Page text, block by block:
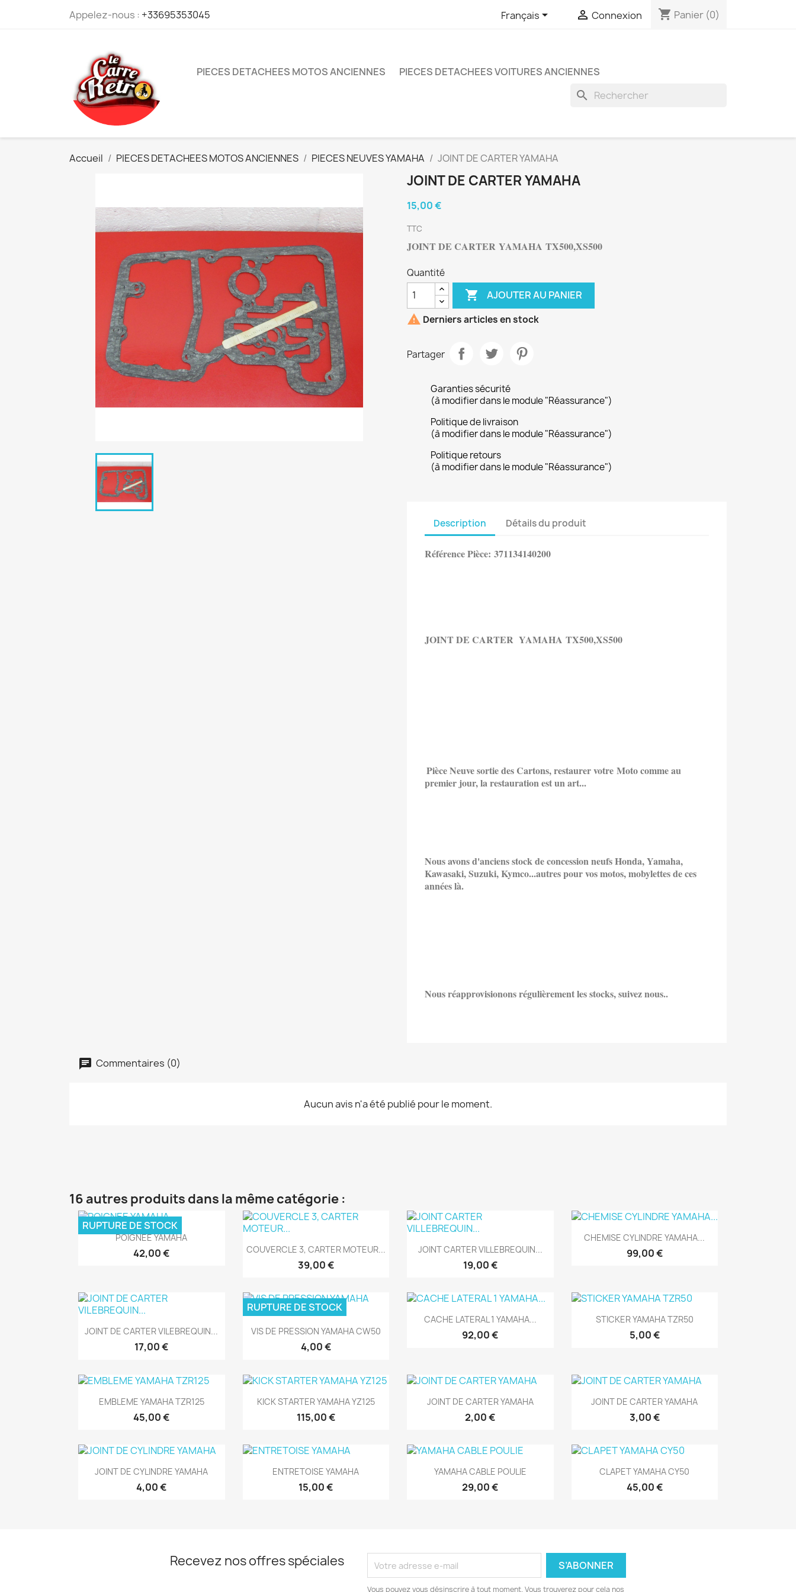
Appelez-nous : +33695353045 Français  Connexion shopping_cart Panier (0)
PIECES DETACHEES MOTOS ANCIENNES PIECES DETACHEES VOITURES ANCIENNES
search
Accueil PIECES DETACHEES MOTOS ANCIENNES PIECES NEUVES YAMAHA JOINT DE CARTER YAMAHA
JOINT DE CARTER YAMAHA
15,00 €
TTC
JOINT DE CARTER YAMAHA TX500,XS500
Quantité
 AJOUTER AU PANIER
 Derniers articles en stock
Partager
Garanties sécurité
(à modifier dans le module "Réassurance")
Politique de livraison
(à modifier dans le module "Réassurance")
Politique retours
(à modifier dans le module "Réassurance")
Description Détails du produit
Référence Pièce: 371134140200
JOINT DE CARTER YAMAHA TX500,XS500
Pièce Neuve sortie des Cartons, restaurer votre Moto comme au
premier jour, la restauration est un art...
Nous avons d'anciens stock de concession neufsHonda, Yamaha,
Kawasaki, Suzuki, Kymco...autres pour vos motos, mobylettes de ces
années là.
Nous réapprovisionons régulièrement les stocks, suivez nous..
Commentaires (0)
Aucun avis n'a été publié pour le moment.
16 autres produits dans la même catégorie :
Aperçu rapide
POIGNEE YAMAHA
42,00 €
RUPTURE DE STOCK
Aperçu rapide
COUVERCLE 3, CARTER MOTEUR...
39,00 €
Aperçu rapide
JOINT CARTER VILLEBREQUIN...
19,00 €
Aperçu rapide
CHEMISE CYLINDRE YAMAHA...
99,00 €
Aperçu rapide
JOINT DE CARTER VILEBREQUIN...
17,00 €
Aperçu rapide
VIS DE PRESSION YAMAHA CW50
4,00 €
RUPTURE DE STOCK
 Aperçu rapide
CACHE LATERAL 1 YAMAHA...
92,00 €
Aperçu rapide
STICKER YAMAHA TZR50
5,00 €
Aperçu rapide
EMBLEME YAMAHA TZR125
45,00 €
Aperçu rapide
KICK STARTER YAMAHA YZ125
115,00 €
Aperçu rapide
JOINT DE CARTER YAMAHA
2,00 €
Aperçu rapide
JOINT DE CARTER YAMAHA
3,00 €
Aperçu rapide
JOINT DE CYLINDRE YAMAHA
4,00 €
Aperçu rapide
ENTRETOISE YAMAHA
15,00 €
Aperçu rapide
YAMAHA CABLE POULIE
29,00 €
Aperçu rapide
CLAPET YAMAHA CY50
45,00 €
Recevez nos offres spéciales
Vous pouvez vous désinscrire à tout moment. Vous trouverez pour cela nos